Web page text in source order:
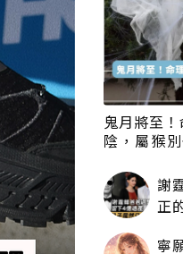
鬼月將至
陰，屬猴
謝
正
寧